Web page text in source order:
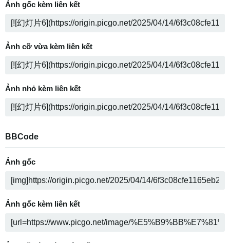
Ảnh gốc kèm liên kết
Ảnh cỡ vừa kèm liên kết
Ảnh nhỏ kèm liên kết
BBCode
Ảnh gốc
Ảnh gốc kèm liên kết